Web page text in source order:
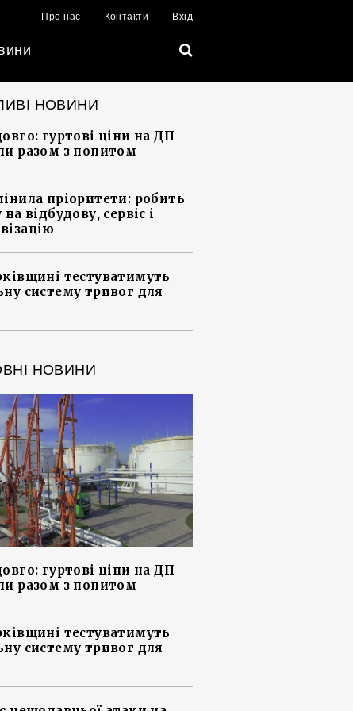
Про нас Контакти Вхід
НОВИНИ
гуртові ціни на ДП
разом з попитом
пріоритети: робить
на відбудову, сервіс і
тестуватимуть
систему тривог для
НОВИНИ
гуртові ціни на ДП
разом з попитом
тестуватимуть
систему тривог для